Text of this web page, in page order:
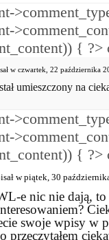
{ ?>
w czwartek, 22 października
umieszczony na
{ ?>
w piątek, 30
e nic nie dają, to
swoje wpisy w
przeczytałem